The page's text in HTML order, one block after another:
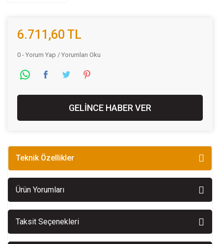
6.711,60 TL
0 - Yorum Yap / Yorumları Oku
GELİNCE HABER VER
Teknik Özellikler
Ürün Yorumları
Taksit Seçenekleri